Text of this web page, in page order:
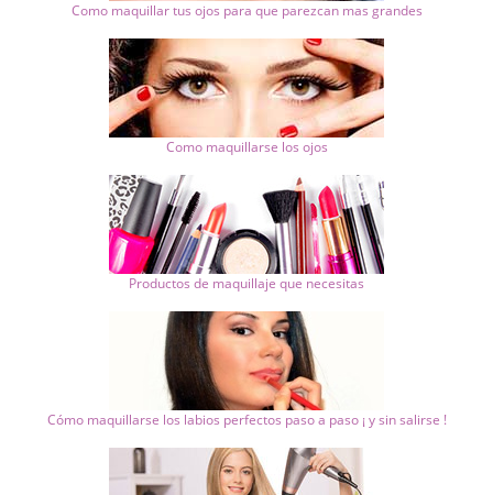
Como maquillar tus ojos para que parezcan mas grandes
Como maquillarse los ojos
Productos de maquillaje que necesitas
Cómo maquillarse los labios perfectos paso a paso ¡ y sin salirse !